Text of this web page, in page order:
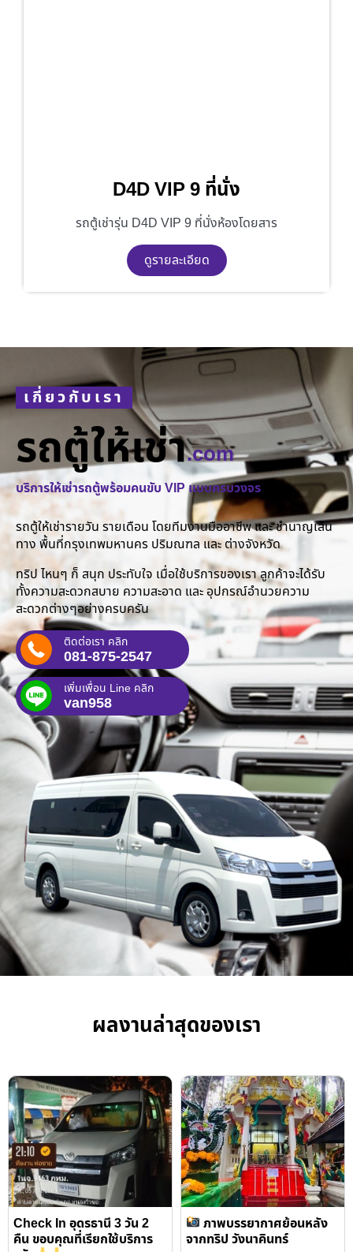
D4D VIP 9 ที่นั่ง
รถตู้เช่ารุ่น D4D VIP 9 ที่นั่งห้องโดยสาร
ดูรายละเอียด
เกี่ยวกับเรา
รถตู้ให้เช่า.com
บริการให้เช่ารถตู้พร้อมคนขับ VIP แบบครบวงจร
รถตู้ให้เช่ารายวัน รายเดือน โดยทีมงานมืออาชีพ และ ชำนาญเส้น
ทาง พื้นที่กรุงเทพมหานคร ปริมณฑล และ ต่างจังหวัด
ทริป ไหนๆ ก็ สนุก ประทับใจ เมื่อใช้บริการของเรา ลูกค้าจะได้รับ
ทั้งความสะดวกสบาย ความสะอาด และ อุปกรณ์อำนวยความ
สะดวกต่างๆอย่างครบครัน
ติดต่อเรา คลิก
081-875-2547
เพิ่มเพื่อน Line คลิก
van958
ผลงานล่าสุดของเรา
Check In อุดรธานี 3 วัน 2
คืน ขอบคุณที่เรียกใช้บริการ
ภาพบรรยากาศย้อนหลัง
จากทริป วังนาคินทร์